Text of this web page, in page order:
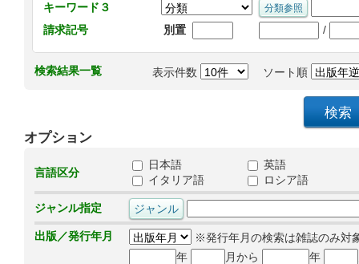
キーワード３
請求記号
別置 /
検索結果一覧 表示件数 ソート順
オプション
言語区分
日本語
英語
イタリア語
ロシア語
ジャンル指定
出版／発行年月
※発行年月の検索は雑誌のみ対
年
月から 年